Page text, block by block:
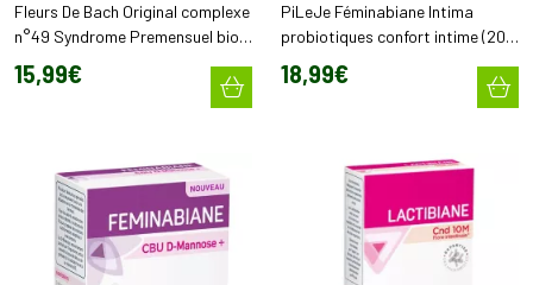
Fleurs De Bach Original complexe
n°49 Syndrome Premensuel bio
& végan (20 ml)
15,99€
PiLeJe Féminabiane Intima
probiotiques confort intime (20
gélules)
18,99€